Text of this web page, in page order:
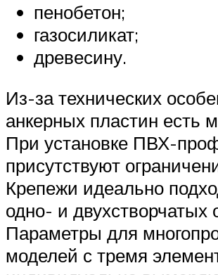
пенобетон;
газосиликат;
древесину.
Из-за технических
анкерных пластин есть
При установке ПВХ-
присутствуют
Крепежи идеально
одно- и двухстворчатых
Параметры для
моделей с тремя